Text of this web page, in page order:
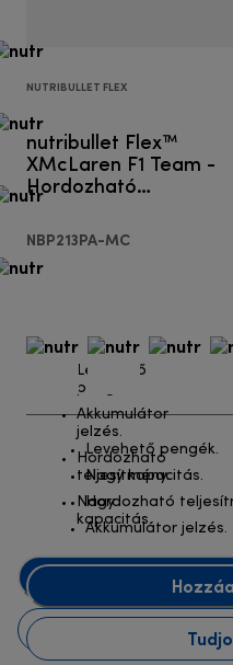
Levehető
pengék.
Akkumulátor
jelzés.
Hordozható
teljesítmény.
Nagy
kapacitás.
Hozzáadás a kosárhoz
Tudjon meg többet
NUTRIBULLET FLEX
nutribullet Flex™
XMcLaren F1 Team -
Hordozható
turmixgép
NBP213PA-MC
Levehető pengék.
Nagy kapacitás.
Hordozható
Akkumulátor jelzés.